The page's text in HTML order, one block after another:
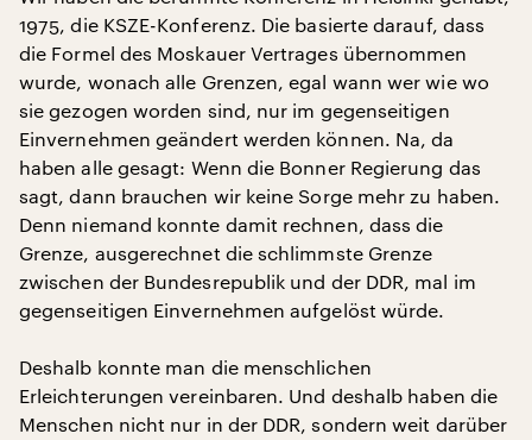
1975, die KSZE-Konferenz. Die basierte darauf, dass
die Formel des Moskauer Vertrages übernommen
wurde, wonach alle Grenzen, egal wann wer wie wo
sie gezogen worden sind, nur im gegenseitigen
Einvernehmen geändert werden können. Na, da
haben alle gesagt: Wenn die Bonner Regierung das
sagt, dann brauchen wir keine Sorge mehr zu haben.
Denn niemand konnte damit rechnen, dass die
Grenze, ausgerechnet die schlimmste Grenze
zwischen der Bundesrepublik und der DDR, mal im
gegenseitigen Einvernehmen aufgelöst würde.
Deshalb konnte man die menschlichen
Erleichterungen vereinbaren. Und deshalb haben die
Menschen nicht nur in der DDR, sondern weit darüber